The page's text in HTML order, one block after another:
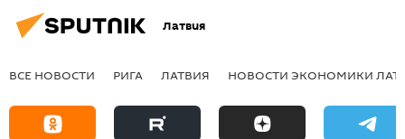
Латвия
ВСЕ НОВОСТИ РИГА ЛАТВИЯ НОВОСТИ ЭКОНОМИКИ